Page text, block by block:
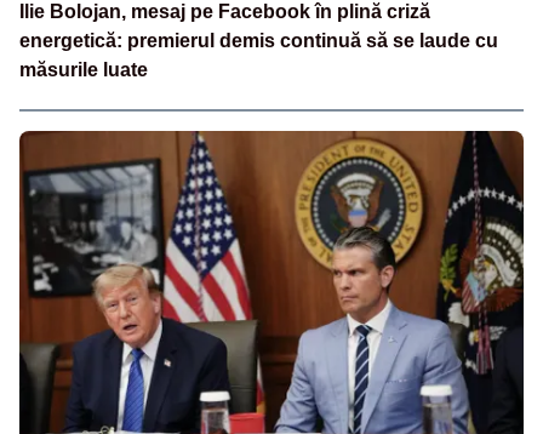
Ilie Bolojan, mesaj pe Facebook în plină criză
energetică: premierul demis continuă să se laude cu
măsurile luate